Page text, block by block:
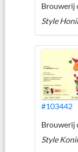
Brouwerij
Style
#103442
Brouwerij
Style